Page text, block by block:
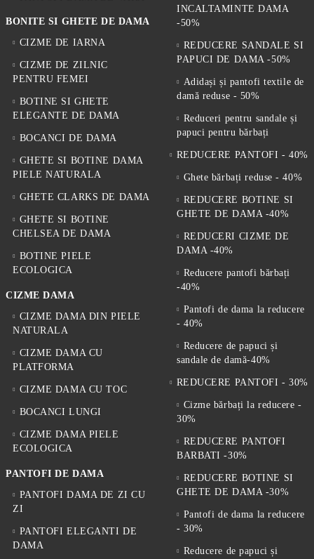
BONITE SI GHETE DE DAMA
CIZME DE IARNA
CIZME DE ZILNIC
PENTRU FEMEI
BOTINE SI GHETE
ELEGANTE DE DAMA
BOCANCI DE DAMA
GHETE SI BOTINE DAMA
PIELE NATURALA
GHETE CLARKS DE DAMA
GHETE SI BOTINE
CHELSEA DE DAMA
BOTINE PIELE
ECOLOGICA
CIZME DAMA
CIZME DAMA DIN PIELE
NATURALA
CIZME DAMA CU
PLATFORMA
CIZME DAMA CU TOC
BOCANCI LUNGI
CIZME DAMA PIELE
ECOLOGICA
PANTOFI DE DAMA
PANTOFI DAMA DE ZI CU
ZI
PANTOFI ELEGANTI DE
DAMA
INCALTAMINTE DAMA
-50%
REDUCERE SANDALE SI
PAPUCI DE DAMA -50%
Adidași și pantofi textile de
damă reduse - 50%
Reduceri pentru sandale și
papuci pentru bărbați
REDUCERE PANTOFI - 40%
Ghete bărbați reduse - 40%
REDUCERE BOTINE SI
GHETE DE DAMA -40%
REDUCERI CIZME DE
DAMA -40%
Reducere pantofi bărbați
-40%
Pantofi de dama la reducere
- 40%
Reducere de papuci și
sandale de damă-40%
REDUCERE PANTOFI - 30%
Cizme bărbați la reducere -
30%
REDUCERE PANTOFI
BARBATI -30%
REDUCERE BOTINE SI
GHETE DE DAMA -30%
Pantofi de dama la reducere
- 30%
Reducere de papuci și